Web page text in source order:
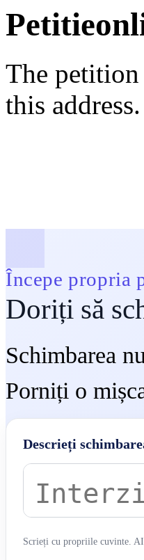
The
this address.
Începe propria
Doriți să
Schimbarea
Porniți o
Descrieți
Scrieți cu propriile cuvinte. AI